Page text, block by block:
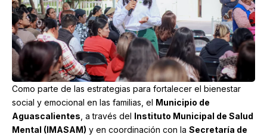
Como parte de las estrategias para fortalecer el bienestar
social y emocional en las familias, el Municipio de
Aguascalientes , a través del Instituto Municipal de Salud
Mental (IMASAM) y en coordinación con la Secretaría de